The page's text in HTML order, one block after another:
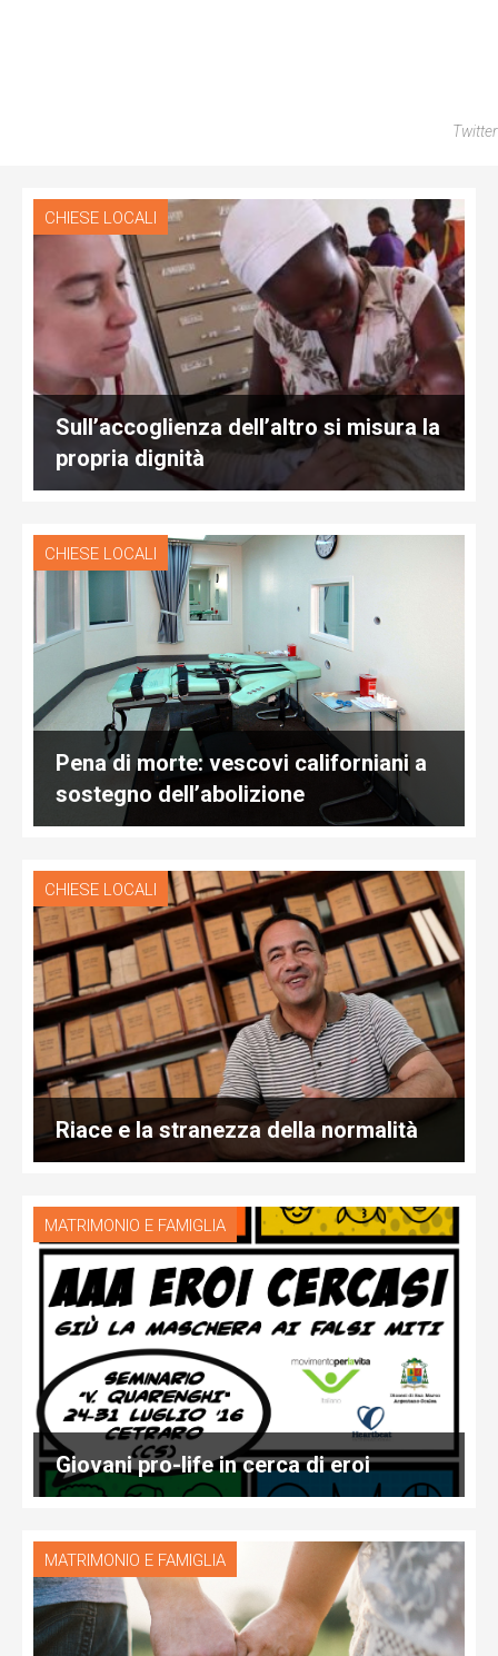
Twitter
CHIESE LOCALI
Sull’accoglienza dell’altro si misura la
propria dignità
CHIESE LOCALI
Pena di morte: vescovi californiani a
sostegno dell’abolizione
CHIESE LOCALI
Riace e la stranezza della normalità
MATRIMONIO E FAMIGLIA
Giovani pro-life in cerca di eroi
MATRIMONIO E FAMIGLIA